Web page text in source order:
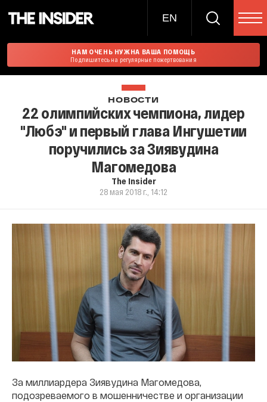
EN
НАМ ОЧЕНЬ НУЖНА ВАША ПОМОЩЬ
Подпишитесь на регулярные пожертвования
НОВОСТИ
22 олимпийских чемпиона, лидер
"Любэ" и первый глава Ингушетии
поручились за Зиявудина
Магомедова
The Insider
28 мая 2018 г., 14:12
За миллиардера Зиявудина Магомедова,
подозреваемого в мошенничестве и организации